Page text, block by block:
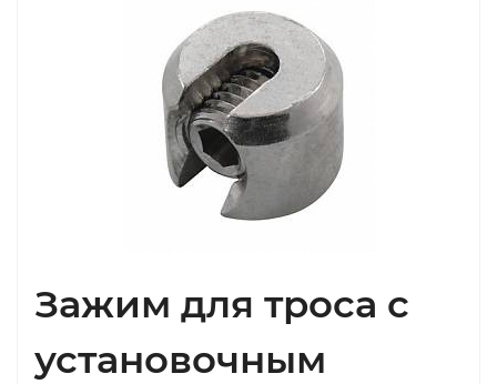
Зажим для троса с
установочным